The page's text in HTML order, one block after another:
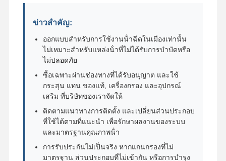
ข่าวสําคัญ:
ออกแบบสําหรับการใช้งานน้ําฉีดในเมืองเท่านั้น
ไม่เหมาะสําหรับแหล่งน้ําที่ไม่ได้รับการบําบัดหรือ
ไม่ปลอดภัย
ซื้อเฉพาะผ่านช่องทางที่ได้รับอนุญาต และใช้
กระสุน แทน ของแท้, เครื่องกรอง และอุปกรณ์
เสริม ที่บริษัทของเราจัดให้
ติดตามแนวทางการติดตั้ง และเปลี่ยนส่วนประกอบ
ที่ใช้ได้ตามที่แนะนํา เพื่อรักษาผลงานของระบบ
และมาตรฐานคุณภาพน้ํา
การรับประกันไม่เป็นจริง หากแกนกรองที่ไม่
มาตรฐาน ส่วนประกอบที่ไม่เข้ากัน หรือการบํารุง